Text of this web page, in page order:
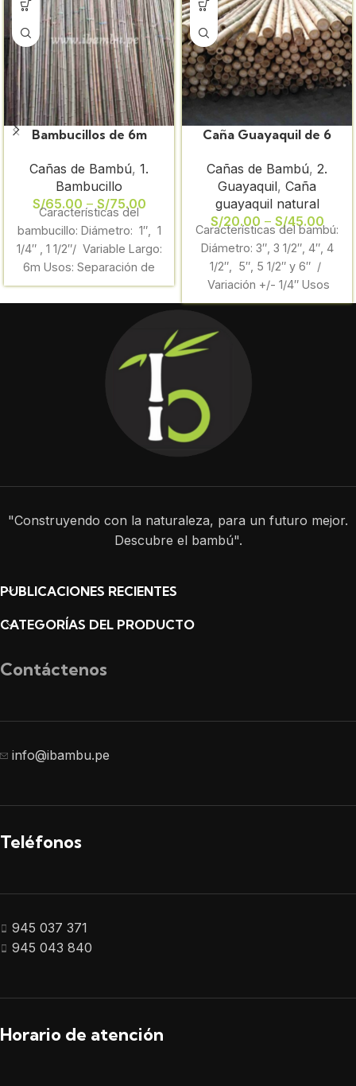
Bambucillos de 6m
sin procesar x paquete
de 10unid
Cañas de Bambú, 1.
Bambucillo
S/65.00 – S/75.00
Características del
bambucillo: Diámetro: 1″, 1
1/4″ , 1 1/2″/ Variable Largo:
6m Usos: Separación de
Ambientes, techado del Sol
Caña Guayaquil de 6
Cañas de Bambú, 2.
Guayaquil, Caña
guayaquil natural
S/20.00 – S/45.00
Características del bambú:
Diámetro: 3″, 3 1/2″, 4″, 4
1/2″, 5″, 5 1/2″ y 6″ /
Variación +/- 1/4″ Usos
"Construyendo con la naturaleza, para un futuro mejor.
Descubre el bambú".
PUBLICACIONES RECIENTES
CATEGORÍAS DEL PRODUCTO
Contáctenos
info@ibambu.pe
Teléfonos
945 037 371
945 043 840
Horario de atención